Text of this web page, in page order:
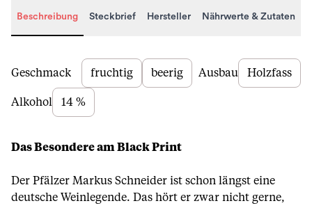
Beschreibung Steckbrief Hersteller Nährwerte & Zutaten
Beschreibung
Geschmack fruchtig beerig Ausbau Holzfass
Alkohol 14 %
Das Besondere am Black Print
Der Pfälzer Markus Schneider ist schon längst eine
deutsche Weinlegende. Das hört er zwar nicht gerne,